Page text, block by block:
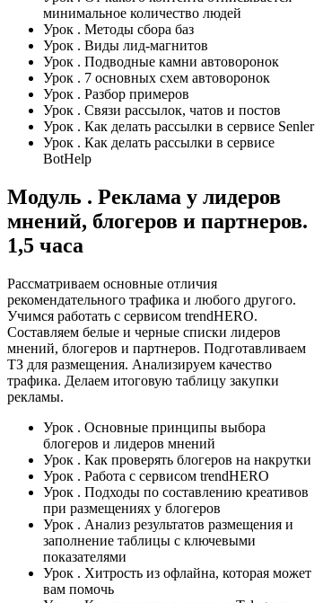
минимальное количество людей
Урок . Методы сбора баз
Урок . Виды лид-магнитов
Урок . Подводные камни автоворонок
Урок . 7 основных схем автоворонок
Урок . Разбор примеров
Урок . Связи рассылок, чатов и постов
Урок . Как делать рассылки в сервисе Senler
Урок . Как делать рассылки в сервисе
BotHelp
Модуль . Реклама у лидеров
мнений, блогеров и партнеров.
1,5 часа
Рассматриваем основные отличия
рекомендательного трафика и любого другого.
Учимся работать с сервисом trendHERO.
Составляем белые и черные списки лидеров
мнений, блогеров и партнеров. Подготавливаем
ТЗ для размещения. Анализируем качество
трафика. Делаем итоговую таблицу закупки
рекламы.
Урок . Основные принципы выбора
блогеров и лидеров мнений
Урок . Как проверять блогеров на накрутки
Урок . Работа с сервисом trendHERO
Урок . Подходы по составлению креативов
при размещениях у блогеров
Урок . Анализ результатов размещения и
заполнение таблицы с ключевыми
показателями
Урок . Хитрость из офлайна, которая может
вам помочь